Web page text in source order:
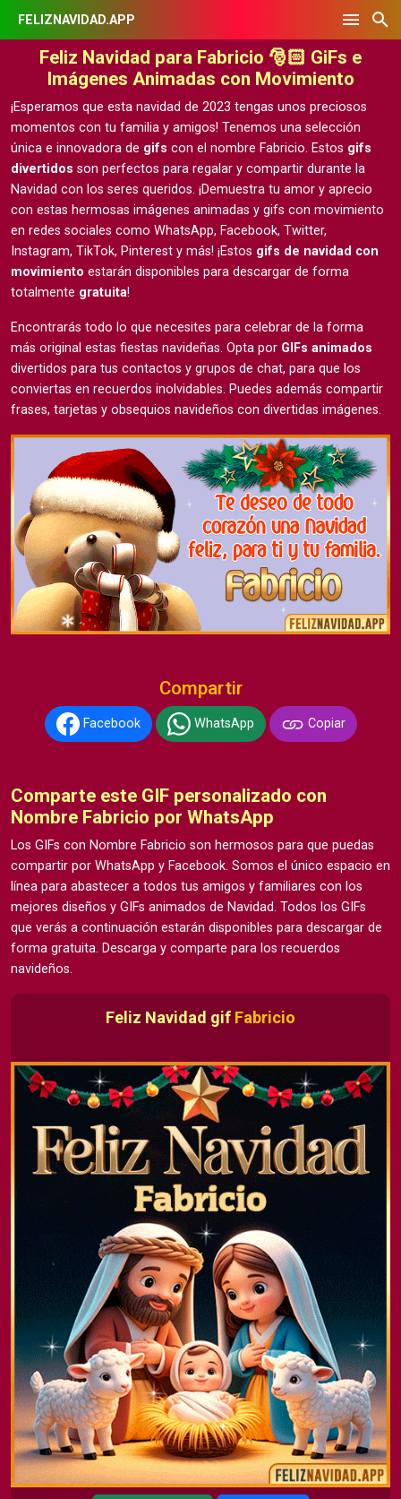
FELIZNAVIDAD.APP
Feliz Navidad para Fabricio 🎅🏻 GiFs e
Imágenes Animadas con Movimiento
¡Esperamos que esta navidad de 2023 tengas unos preciosos
momentos con tu familia y amigos! Tenemos una selección
única e innovadora de gifs con el nombre Fabricio. Estos gifs
divertidos son perfectos para regalar y compartir durante la
Navidad con los seres queridos. ¡Demuestra tu amor y aprecio
con estas hermosas imágenes animadas y gifs con movimiento
en redes sociales como WhatsApp, Facebook, Twitter,
Instagram, TikTok, Pinterest y más! ¡Estos gifs de navidad con
movimiento estarán disponibles para descargar de forma
totalmente gratuita!
Encontrarás todo lo que necesites para celebrar de la forma
más original estas fiestas navideñas. Opta por GIFs animados
divertidos para tus contactos y grupos de chat, para que los
conviertas en recuerdos inolvidables. Puedes además compartir
frases, tarjetas y obsequios navideños con divertidas imágenes.
Compartir
Facebook WhatsApp Copiar
Comparte este GIF personalizado con
Nombre Fabricio por WhatsApp
Los GIFs con Nombre Fabricio son hermosos para que puedas
compartir por WhatsApp y Facebook. Somos el único espacio en
línea para abastecer a todos tus amigos y familiares con los
mejores diseños y GIFs animados de Navidad. Todos los GIFs
que verás a continuación estarán disponibles para descargar de
forma gratuita. Descarga y comparte para los recuerdos
navideños.
Feliz Navidad gif Fabricio